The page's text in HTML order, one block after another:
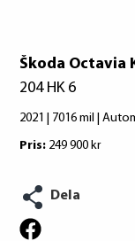
Škoda Octavia
204 HK 6
2021 | 7016 mil |
Pris: 249 900 kr
Dela